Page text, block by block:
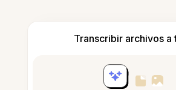
Transcribir archivos a